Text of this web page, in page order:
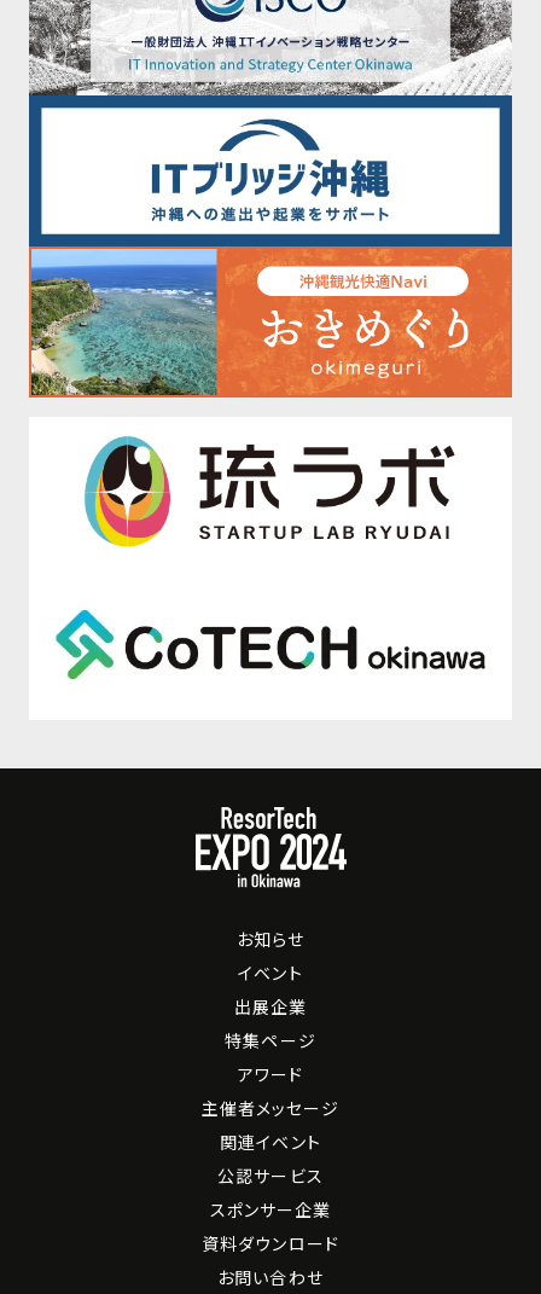
お知らせ
イベント
出展企業
特集ページ
アワード
主催者メッセージ
関連イベント
公認サービス
スポンサー企業
資料ダウンロード
お問い合わせ